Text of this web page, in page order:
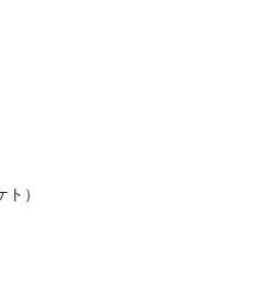
）